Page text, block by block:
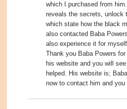
which I purchased from
reveals the secrets, unlock
which state how the black
also contacted Baba
also experience it for
Thank you Baba Powers
his website and you will
helped. His website is;
now to contact him and